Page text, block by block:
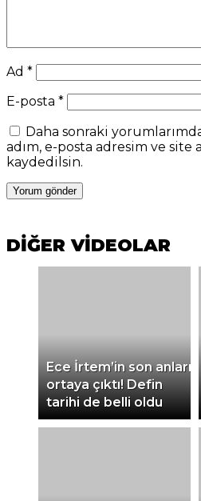
Ad *
E-posta *
Daha sonraki
adım, e-posta adresim ve site
kaydedilsin.
DİĞER VİDEOLAR
Ece İrtem’in son anları
ortaya çıktı! Defin
tarihi de belli oldu